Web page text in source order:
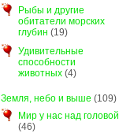
Рыбы и другие
обитатели морских
глубин (19)
Удивительные
способности
животных(4)
Земля, небо и выше (109)
Мир у нас над головой
(46)